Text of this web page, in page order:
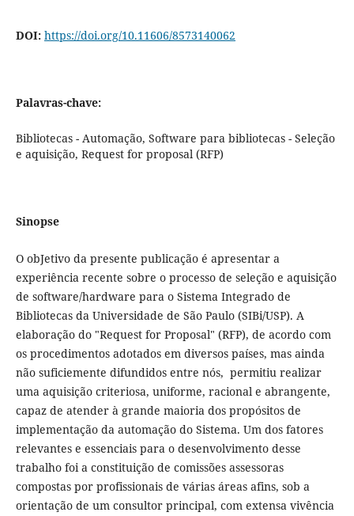
DOI: https://doi.org/10.11606/8573140062
Palavras-chave:
Bibliotecas - Automação, Software para bibliotecas - Seleção
e aquisição, Request for proposal (RFP)
Sinopse
O obJetivo da presente publicação é apresentar a
experiência recente sobre o processo de seleção e aquisição
de software/hardware para o Sistema Integrado de
Bibliotecas da Universidade de São Paulo (SIBi/USP). A
elaboração do "Request for Proposal" (RFP), de acordo com
os procedimentos adotados em diversos países, mas ainda
não suficiemente difundidos entre nós, permitiu realizar
uma aquisição criteriosa, uniforme, racional e abrangente,
capaz de atender à grande maioria dos propósitos de
implementação da automação do Sistema. Um dos fatores
relevantes e essenciais para o desenvolvimento desse
trabalho foi a constituição de comissões assessoras
compostas por profissionais de várias áreas afins, sob a
orientação de um consultor principal, com extensa vivência